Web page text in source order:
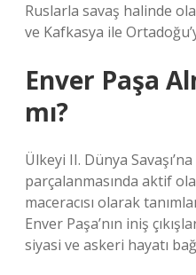
Ruslarla savaş halinde
ve Kafkasya ile
Enver Paşa
mı?
Ülkeyi II. Dünya
parçalanmasında aktif
maceracısı olarak
Enver Paşa’nın iniş
siyasi ve askeri hayatı